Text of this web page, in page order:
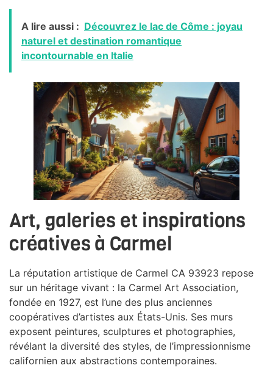
A lire aussi : Découvrez le lac de Côme : joyau
naturel et destination romantique
incontournable en Italie
Art, galeries et inspirations
créatives à Carmel
La réputation artistique de Carmel CA 93923 repose
sur un héritage vivant : la Carmel Art Association,
fondée en 1927, est l’une des plus anciennes
coopératives d’artistes aux États-Unis. Ses murs
exposent peintures, sculptures et photographies,
révélant la diversité des styles, de l’impressionnisme
californien aux abstractions contemporaines.